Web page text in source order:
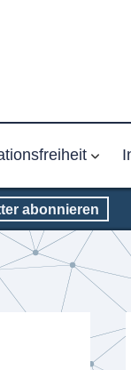
abonnieren